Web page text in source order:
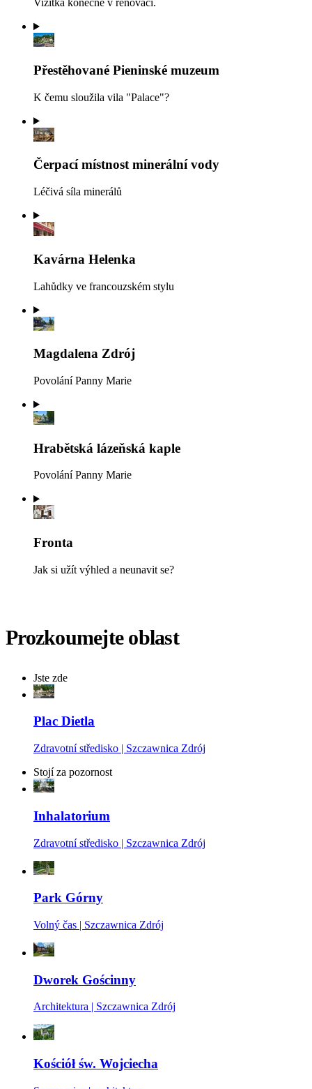
Vizitka konečně v renovaci.
Přestěhované Pieninské muzeum
K čemu sloužila vila "Palace"?
Čerpací místnost minerální vody
Léčivá síla minerálů
Kavárna Helenka
Lahůdky ve francouzském stylu
Magdalena Zdrój
Povolání Panny Marie
Hrabětská lázeňská kaple
Povolání Panny Marie
Fronta
Jak si užít výhled a neunavit se?
Prozkoumejte oblast
Jste zde
Plac Dietla
Zdravotní středisko | Szczawnica Zdrój
Stojí za pozornost
Inhalatorium
Zdravotní středisko | Szczawnica Zdrój
Park Górny
Volný čas | Szczawnica Zdrój
Dworek Gościnny
Architektura | Szczawnica Zdrój
Kościół św. Wojciecha